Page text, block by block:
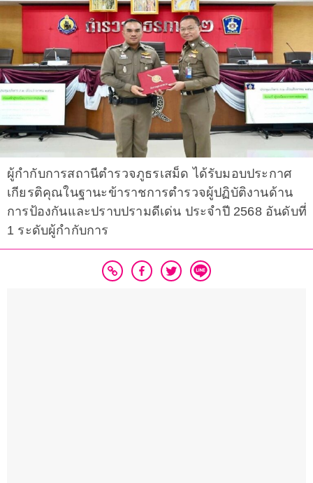
ผู้กำกับการสถานีตำรวจภูธรเสม็ด ได้รับมอบประกาศ
เกียรติคุณในฐานะข้าราชการตำรวจผู้ปฏิบัติงานด้าน
การป้องกันและปราบปรามดีเด่น ประจำปี 2568 อันดับที่
1 ระดับผู้กำกับการ